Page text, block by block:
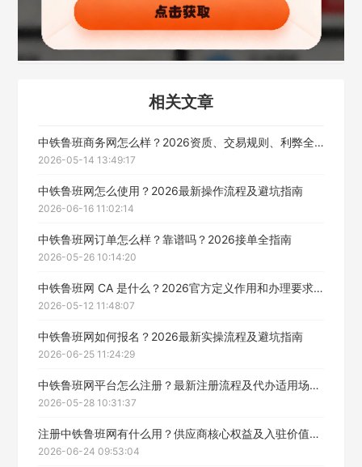
相关文章
中铁鲁班商务网怎么样？2026资质、交易规则、利弊全解析
2026-05-14 13:49:17
中铁鲁班网怎么使用？2026最新操作流程及避坑指南
2026-06-16 11:02:14
中铁鲁班网订单怎么样？靠谱吗？2026接单全指南
2026-05-26 10:14:20
中铁鲁班网 CA 是什么？2026官方定义作用和办理要求全解
2026-05-12 11:48:07
中铁鲁班网如何报名？2026最新实操流程及避坑指南
2026-06-25 11:24:29
中铁鲁班网平台怎么注册？最新注册流程及代办适用场景说明
2026-05-28 10:31:37
注册中铁鲁班网有什么用？供应商核心权益及入驻价值详解
2026-06-24 09:53:04